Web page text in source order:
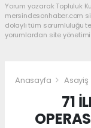
Yorum yazarak Topluluk
mersindesonhaber.com
dolaylı tüm sorumluluğu
yorumlardan site
Anasayfa Asayiş
71